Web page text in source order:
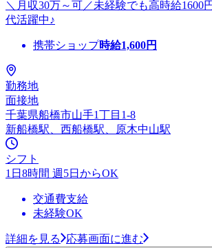
＼月収30万～可／未経験でも高時給1600
代活躍中♪
携帯ショップ時給1,600円
勤務地
面接地
千葉県船橋市山手1丁目1-8
新船橋駅、西船橋駅、原木中山駅
シフト
1日8時間 週5日からOK
交通費支給
未経験OK
詳細を見る 応募画面に進む